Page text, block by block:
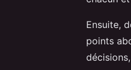
Ensuite,
points